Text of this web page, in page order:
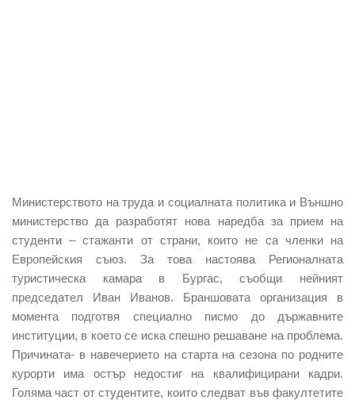
Министерството на труда и социалната политика и Външно
министерство да разработят нова наредба за прием на
студенти – стажанти от страни, които не са членки на
Европейския съюз. За това настоява Регионалната
туристическа камара в Бургас, съобщи нейният
председател Иван Иванов. Браншовата организация в
момента подготвя специално писмо до държавните
институции, в което се иска спешно решаване на проблема.
Причината- в навечерието на старта на сезона по родните
курорти има остър недостиг на квалифицирани кадри.
Голяма част от студентите, които следват във факултетите